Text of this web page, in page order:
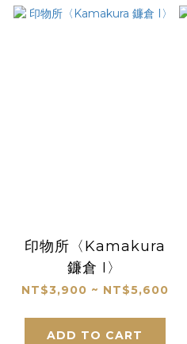
印物所〈Kamakura
鐮倉 I〉
NT$3,900 ~ NT$5,600
ADD TO CART